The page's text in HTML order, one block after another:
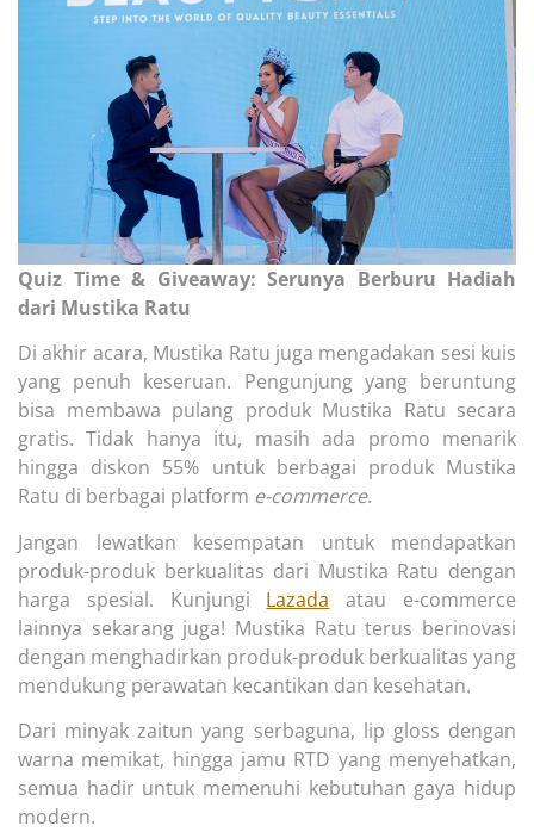
Quiz Time & Giveaway: Serunya Berburu Hadiah
dari Mustika Ratu
Di akhir acara, Mustika Ratu juga mengadakan sesi kuis
yang penuh keseruan. Pengunjung yang beruntung
bisa membawa pulang produk Mustika Ratu secara
gratis. Tidak hanya itu, masih ada promo menarik
hingga diskon 55% untuk berbagai produk Mustika
Ratu di berbagai platform e-commerce.
Jangan lewatkan kesempatan untuk mendapatkan
produk-produk berkualitas dari Mustika Ratu dengan
harga spesial. Kunjungi Lazada atau e-commerce
lainnya sekarang juga! Mustika Ratu terus berinovasi
dengan menghadirkan produk-produk berkualitas yang
mendukung perawatan kecantikan dan kesehatan.
Dari minyak zaitun yang serbaguna, lip gloss dengan
warna memikat, hingga jamu RTD yang menyehatkan,
semua hadir untuk memenuhi kebutuhan gaya hidup
modern.